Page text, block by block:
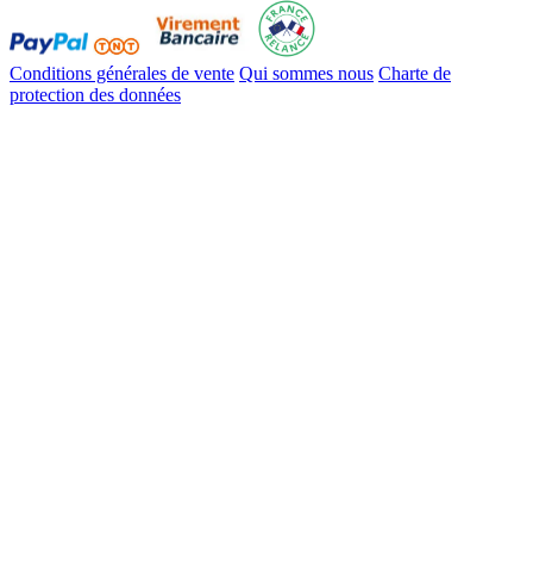
Conditions générales de vente Qui sommes nous Charte de
protection des données